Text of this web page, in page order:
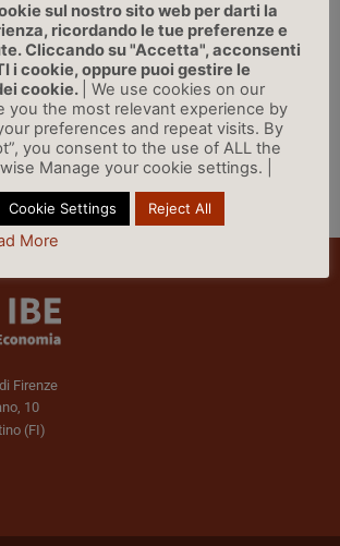
TP24.it
LINK
Vai a Rassegna Stampa »
Firenze
10
(FI)
sul nostro sito web per darti la
ricordando le tue preferenze e
Cliccando su "Accetta", acconsenti
i cookie, oppure puoi gestire le
cookie.
| We use cookies on our
you the most relevant experience by
preferences and repeat visits. By
you consent to the use of ALL the
Manage your cookie settings. |
Cookie Settings Reject All
More